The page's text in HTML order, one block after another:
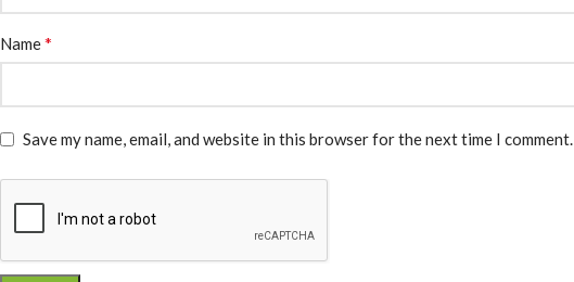
Name*
Save my name, email, and website in this browser for the next time I comment.